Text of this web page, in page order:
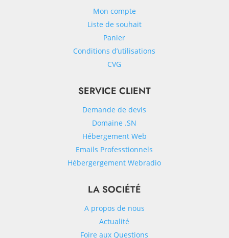
Mon compte
Liste de souhait
Panier
Conditions d’utilisations
CVG
SERVICE CLIENT
Demande de devis
Domaine .SN
Hébergement Web
Emails Professtionnels
Hébergergement Webradio
LA SOCIÉTÉ
A propos de nous
Actualité
Foire aux Questions